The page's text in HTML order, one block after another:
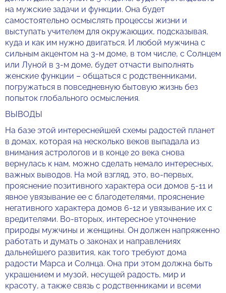
на мужские задачи и функции. Она будет
самостоятельно осмыслять процессы жизни и
выступать учителем для окружающих, подсказывая,
куда и как им нужно двигаться. И любой мужчина с
сильным акцентом на 3-м доме, в том числе, с Солнцем
или Луной в 3-м доме, будет отчасти выполнять
женские функции – общаться с родственниками,
погружаться в повседневную бытовую жизнь без
попыток глобального осмысления.
ВЫВОДЫ
На базе этой интереснейшей схемы радостей планет
в домах, которая на несколько веков выпадала из
внимания астрологов и в конце 20 века снова
вернулась к нам, можно сделать немало интересных,
важных выводов. На мой взгляд, это, во-первых,
прояснение позитивного характера оси домов 5-11 и
явное увязывание ее с благодетелями, прояснение
негативного характера домов 6-12 и увязывание их с
вредителями. Во-вторых, интересное уточнение
природы мужчины и женщины. Он должен напряженно
работать и думать о законах и направлениях
дальнейшего развития, как того требуют дома
радости Марса и Солнца. Она при этом должна быть
украшением и музой, несущей радость, мир и
красоту, а также связь с родственниками и всеми